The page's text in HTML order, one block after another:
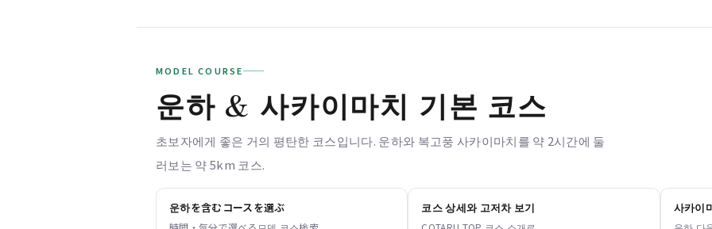
MODEL COURSE
운하 & 사카이마치 기본 코스
초보자에게 좋은 거의 평탄한 코스입니다. 운하와 복고풍 사카이마치를 약 2시간에 둘
러보는 약 5km 코스.
운하を含むコースを選ぶ 코스 상세와 고저차 보기 사카이